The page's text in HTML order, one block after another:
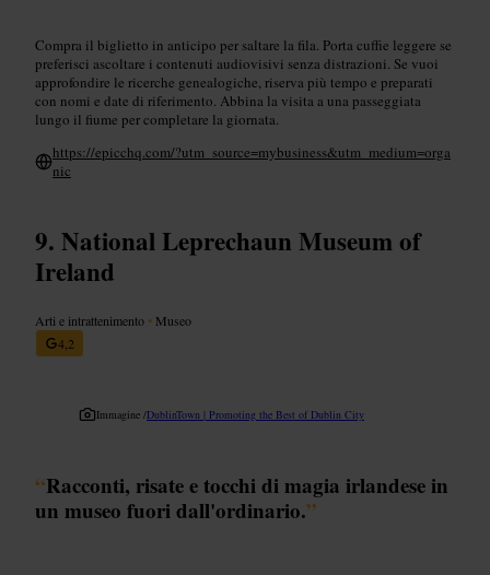
Compra il biglietto in anticipo per saltare la fila. Porta cuffie leggere se
preferisci ascoltare i contenuti audiovisivi senza distrazioni. Se vuoi
approfondire le ricerche genealogiche, riserva più tempo e preparati
con nomi e date di riferimento. Abbina la visita a una passeggiata
lungo il fiume per completare la giornata.
https://epicchq.com/?utm_source=mybusiness&utm_medium=orga
nic
National Leprechaun Museum of
Ireland
Arti e intrattenimento • Museo
4,2
Immagine /DublinTown | Promoting the Best of Dublin City
“Racconti, risate e tocchi di magia irlandese in
un museo fuori dall'ordinario.”